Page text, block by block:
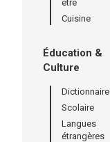
être
Cuisine
Éducation &
Culture
Dictionnaire
Scolaire
Langues
étrangères